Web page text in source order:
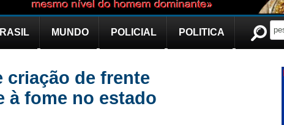
MUNDO POLICIAL POLITICA
criação de frente
à fome no estado